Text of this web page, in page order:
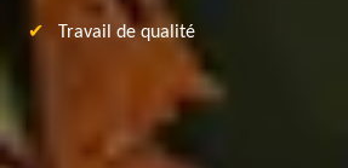
Travail de qualité